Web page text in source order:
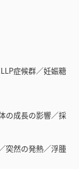
症候群／妊娠糖
の成長の影響／採
突然の発熱／浮腫